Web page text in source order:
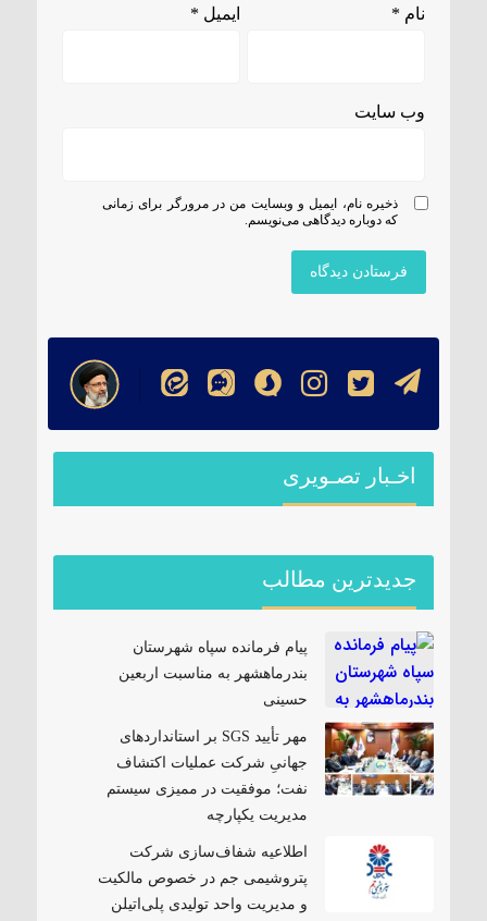
نام * ایمیل *
وب‌ سایت
ذخیره نام، ایمیل و وبسایت من در مرورگر برای زمانی
که دوباره دیدگاهی می‌نویسم.
اخـبار تصـویری
جدیدترین مطالب
پیام فرمانده سپاه شهرستان
بندرماهشهر به مناسبت اربعین
حسینی
مهر تأیید SGS بر استانداردهای
جهانیِ شرکت عملیات اکتشاف
نفت؛ موفقیت در ممیزی سیستم
مدیریت یکپارچه
اطلاعیه شفاف‌سازی شرکت
پتروشیمی جم در خصوص مالکیت
و مدیریت واحد تولیدی پلی‌اتیلن